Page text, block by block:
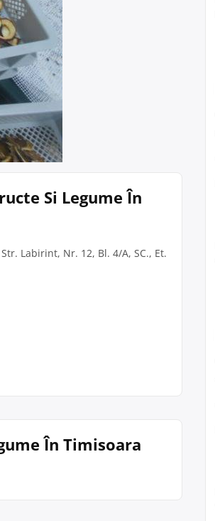
Si Legume În
Labirint, Nr. 12, Bl. 4/A, SC., Et.
În Timisoara